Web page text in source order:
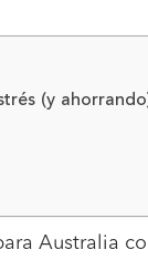
(y
Australia